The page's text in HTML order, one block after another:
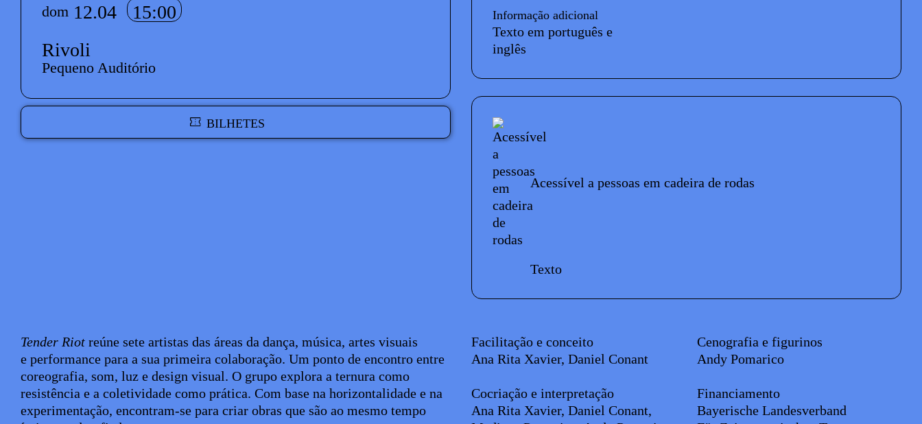
dom 12.04
15:00
Rivoli
Pequeno Auditório
BILHETES
Informação adicional
Texto em português e
inglês
Acessibilidades do espetáculo
Acessível a pessoas em cadeira de rodas
Texto
Texto biografia autores
Tender Riot reúne sete artistas das áreas da dança, música, artes visuais
e performance para a sua primeira colaboração. Um ponto de encontro entre
coreografia, som, luz e design visual. O grupo explora a ternura como
resistência e a coletividade como prática. Com base na horizontalidade e na
experimentação, encontram-se para criar obras que são ao mesmo tempo
Ficha técnica
Facilitação e conceito
Ana Rita Xavier, Daniel Conant
Cocriação e interpretação
Ana Rita Xavier, Daniel Conant,
Cenografia e figurinos
Andy Pomarico
Financiamento
Bayerische Landesverband